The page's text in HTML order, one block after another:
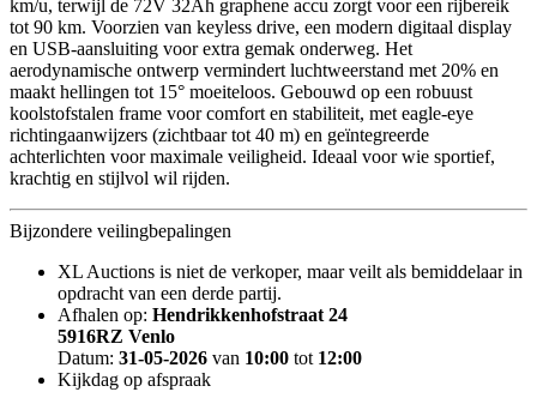
km/u, terwijl de 72V 32Ah graphene accu zorgt voor een rijbereik
tot 90 km. Voorzien van keyless drive, een modern digitaal display
en USB-aansluiting voor extra gemak onderweg. Het
aerodynamische ontwerp vermindert luchtweerstand met 20% en
maakt hellingen tot 15° moeiteloos. Gebouwd op een robuust
koolstofstalen frame voor comfort en stabiliteit, met eagle-eye
richtingaanwijzers (zichtbaar tot 40 m) en geïntegreerde
achterlichten voor maximale veiligheid. Ideaal voor wie sportief,
krachtig en stijlvol wil rijden.
Bijzondere veilingbepalingen
XL Auctions is niet de verkoper, maar veilt als bemiddelaar in
opdracht van een derde partij.
Afhalen op: Hendrikkenhofstraat 24
5916RZ Venlo
Datum: 31-05-2026 van 10:00 tot 12:00
Kijkdag op afspraak